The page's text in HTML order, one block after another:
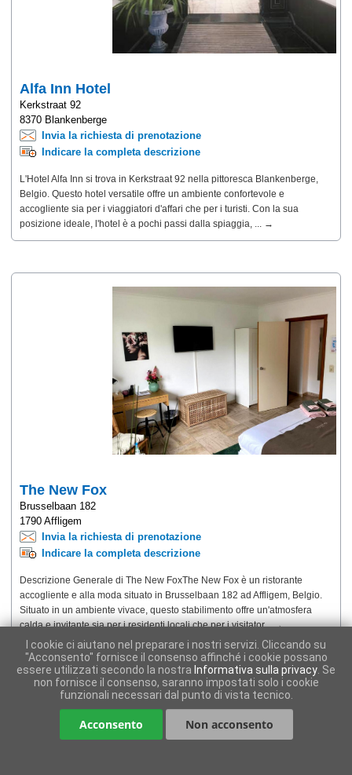
Alfa Inn Hotel
Kerkstraat 92
8370 Blankenberge
Invia la richiesta di prenotazione
Indicare la completa descrizione
L'Hotel Alfa Inn si trova in Kerkstraat 92 nella pittoresca Blankenberge,
Belgio. Questo hotel versatile offre un ambiente confortevole e
accogliente sia per i viaggiatori d'affari che per i turisti. Con la sua
posizione ideale, l'hotel è a pochi passi dalla spiaggia, ... →
The New Fox
Brusselbaan 182
1790 Affligem
Invia la richiesta di prenotazione
Indicare la completa descrizione
Descrizione Generale di The New FoxThe New Fox è un ristorante
accogliente e alla moda situato in Brusselbaan 182 ad Affligem, Belgio.
Situato in un ambiente vivace, questo stabilimento offre un'atmosfera
calda e invitante sia per i residenti locali che per i visitator... →
I cookie ci aiutano nel preparare i nostri servizi. Cliccando su
"Acconsento" fornisce il consenso affinché i cookie possano
essere utilizzati secondo la nostra Informativa sulla privacy . Se
non fornisce il consenso, saranno impostati solo i cookie
funzionali necessari dal punto di vista tecnico.